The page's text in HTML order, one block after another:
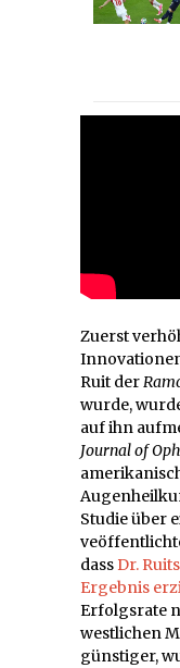
Zuerst
Ruit der
wurde,
auf ihn
Journal of
Studie über
dassDr.
Ergebnis
Erfolgsrate
westlichen
günstiger,